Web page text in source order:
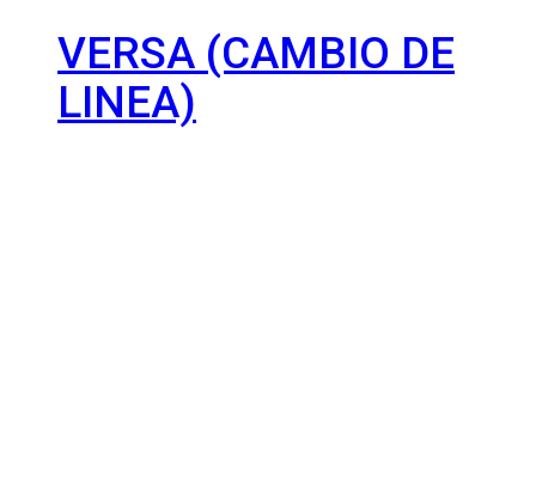
VERSA (CAMBIO DE
LINEA)